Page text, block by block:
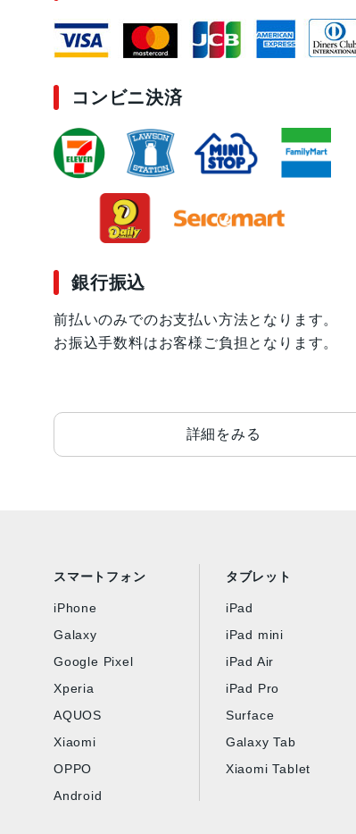
コンビニ決済
銀行振込
前払いのみでのお支払い方法となります。
お振込手数料はお客様ご負担となります。
詳細をみる
スマートフォン
iPhone
Galaxy
Google Pixel
Xperia
AQUOS
Xiaomi
OPPO
Android
タブレット
iPad
iPad mini
iPad Air
iPad Pro
Surface
Galaxy Tab
Xiaomi Tablet